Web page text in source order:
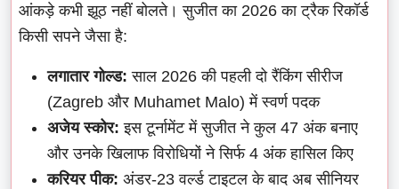
आंकड़े कभी झूठ नहीं बोलते। सुजीत का 2026 का ट्रैक रिकॉर्ड
किसी सपने जैसा है:
लगातार गोल्ड: साल 2026 की पहली दो रैंकिंग सीरीज
(Zagreb और Muhamet Malo) में स्वर्ण पदक
अजेय स्कोर: इस टूर्नामेंट में सुजीत ने कुल 47 अंक बनाए
और उनके खिलाफ विरोधियों ने सिर्फ 4 अंक हासिल किए
करियर पीक: अंडर-23 वर्ल्ड टाइटल के बाद अब सीनियर